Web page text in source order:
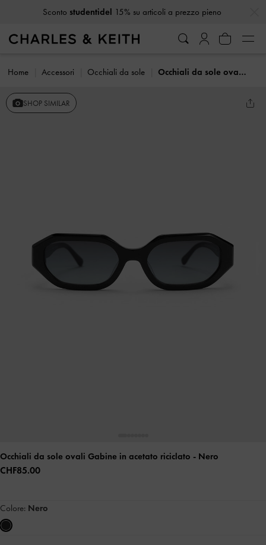
Sconto studentidel 15% su articoli a prezzo pieno
Home Accessori Occhiali da sole Occhiali da sole ovali Gabine in acetato riciclato
SHOP SIMILAR
Occhiali da sole ovali Gabine in acetato riciclato - Nero
CHF85.00
Colore: Nero